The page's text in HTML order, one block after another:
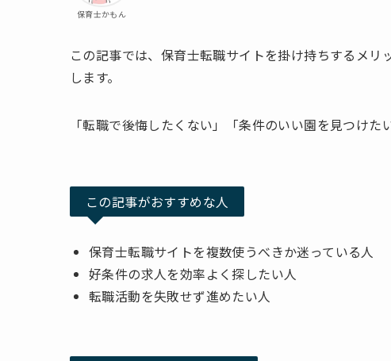
保育士かもん
この記事では、保育士転職サイトを掛け持ちするメ
します。
「転職で後悔したくない」「条件のいい園を見つけた
この記事がおすすめな人
保育士転職サイトを複数使うべきか迷っている人
好条件の求人を効率よく探したい人
転職活動を失敗せず進めたい人